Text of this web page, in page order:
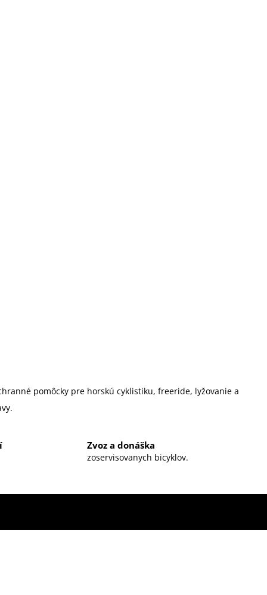
pomôcky pre horskú cyklistiku, freeride, lyžovanie a
Zvoz a donáška
zoservisovanych bicyklov.